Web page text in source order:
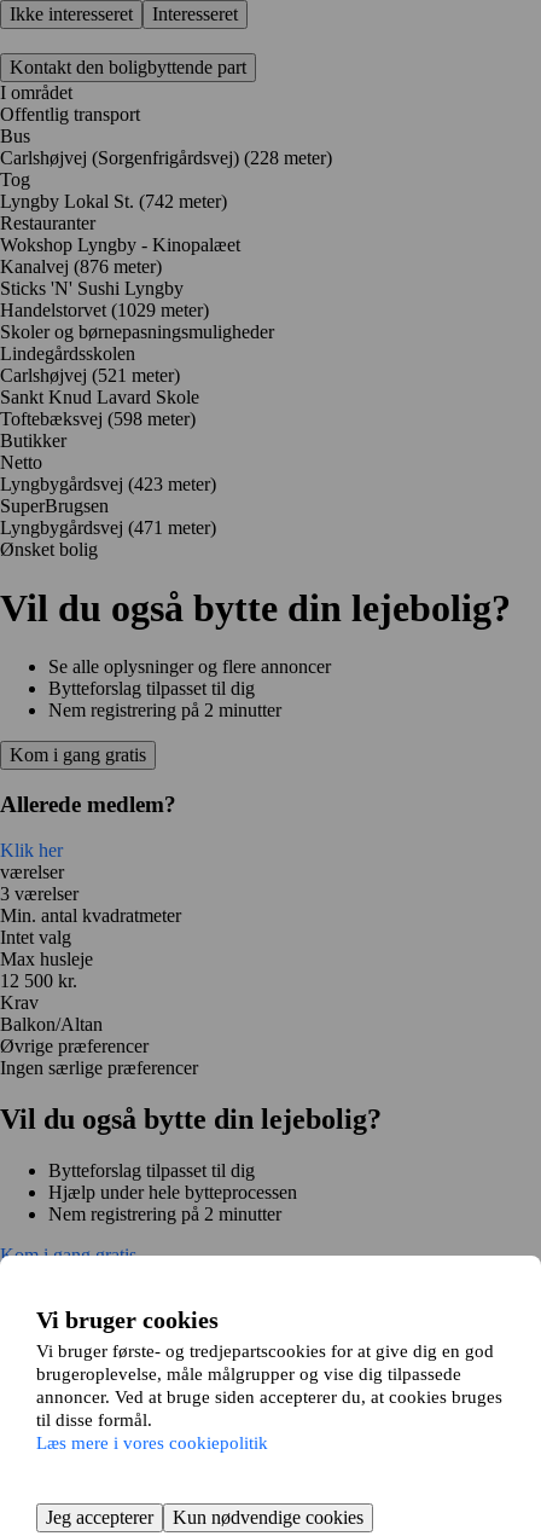
Vi bruger cookies
Vi bruger første- og tredjepartscookies for at give dig en god
brugeroplevelse, måle målgrupper og vise dig tilpassede
annoncer. Ved at bruge siden accepterer du, at cookies bruges
til disse formål.
Læs mere i vores cookiepolitik
Jeg accepterer Kun nødvendige cookies
Ikke interesseret
Interesseret
Kontakt den boligbyttende part
I området
Offentlig transport
Bus
Carlshøjvej (Sorgenfrigårdsvej) (228 meter)
Tog
Lyngby Lokal St. (742 meter)
Restauranter
Wokshop Lyngby - Kinopalæet
Kanalvej (876 meter)
Sticks 'N' Sushi Lyngby
Handelstorvet (1029 meter)
Skoler og børnepasningsmuligheder
Lindegårdsskolen
Carlshøjvej (521 meter)
Sankt Knud Lavard Skole
Toftebæksvej (598 meter)
Butikker
Netto
Lyngbygårdsvej (423 meter)
SuperBrugsen
Lyngbygårdsvej (471 meter)
Ønsket bolig
Vil du også bytte din lejebolig?
Se alle oplysninger og flere annoncer
Bytteforslag tilpasset til dig
Nem registrering på 2 minutter
Kom i gang gratis
Allerede medlem?
Klik her
værelser
3 værelser
Min. antal kvadratmeter
Intet valg
Max husleje
12 500 kr.
Krav
Balkon/Altan
Øvrige præferencer
Ingen særlige præferencer
Vil du også bytte din lejebolig?
Bytteforslag tilpasset til dig
Hjælp under hele bytteprocessen
Nem registrering på 2 minutter
Kom i gang gratis
Læs mere
Nyheder og tips
Om Hjembytte.dk
Om osGenerelle vilkår og betingelser Behandling af
personoplysninger CookiepolitikSitemap
Kundeservice
Hjælp
© 2004-2025 Hjembytte.dk